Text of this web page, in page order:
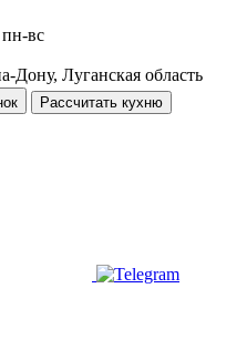
вс
Дону, Луганская область
Рассчитать кухню